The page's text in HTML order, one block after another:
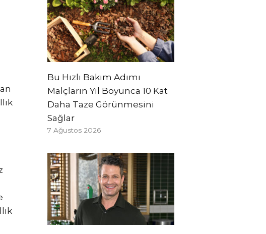
Bu Hızlı Bakım Adımı
Malçların Yıl Boyunca 10 Kat
Daha Taze Görünmesini
Sağlar
7 Ağustos 2026